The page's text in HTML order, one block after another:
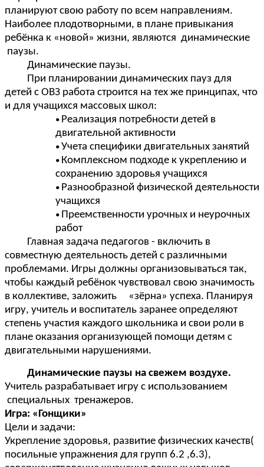
планируют свою работу по всем направлениям.
Наиболее плодотворными, в плане привыкания
ребёнка к «новой» жизни, являются динамические
паузы.
Динамические паузы.
При планировании динамических пауз для
детей с ОВЗ работа строится на тех же принципах, что
и для учащихся массовых школ:
Реализация потребности детей в
двигательной активности
Учета специфики двигательных занятий
Комплексном подходе к укреплению и
сохранению здоровья учащихся
Разнообразной физической деятельности
учащихся
Преемственности урочных и неурочных
работ
Главная задача педагогов - включить в
совместную деятельность детей с различными
проблемами. Игры должны организовываться так,
чтобы каждый ребёнок чувствовал свою значимость
в коллективе, заложить «зёрна» успеха. Планируя
игру, учитель и воспитатель заранее определяют
степень участия каждого школьника и свои роли в
плане оказания организующей помощи детям с
двигательными нарушениями.
Динамические паузы на свежем воздухе.
Учитель разрабатывает игру с использованием
специальных тренажеров.
Игра: «Гонщики»
Цели и задачи:
Укрепление здоровья, развитие физических качеств(
посильные упражнения для групп 6.2 ,6.3),